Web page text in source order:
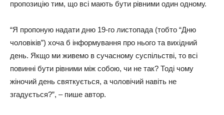
пропозицію тим, що всі мають бути рівними один одному.
“Я пропоную надати дню 19-го листопада (тобто “Дню
чоловіків”) хоча б інформування про нього та вихідний
день. Якщо ми живемо в сучасному суспільстві, то всі
повинні бути рівними між собою, чи не так? Тоді чому
жіночий день святкується, а чоловічий навіть не
згадується?”, – пише автор.